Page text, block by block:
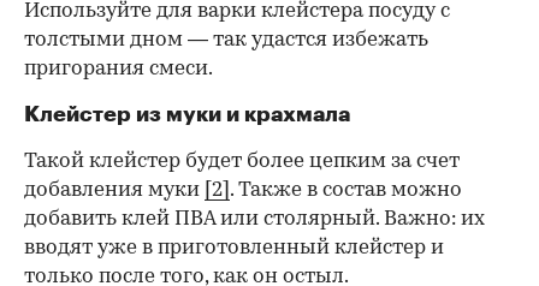
Используйте для варки клейстера посуду с
толстыми дном — так удастся избежать
пригорания смеси.
Клейстер из муки и крахмала
Такой клейстер будет более цепким за счет
добавления муки [2] . Также в состав можно
добавить клей ПВА или столярный. Важно: их
вводят уже в приготовленный клейстер и
только после того, как он остыл.